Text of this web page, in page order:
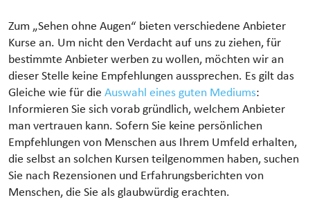
Zum „Sehen ohne Augen“ bieten verschiedene Anbieter
Kurse an. Um nicht den Verdacht auf uns zu ziehen, für
bestimmte Anbieter werben zu wollen, möchten wir an
dieser Stelle keine Empfehlungen aussprechen. Es gilt das
Gleiche wie für die Auswahl eines guten Mediums:
Informieren Sie sich vorab gründlich, welchem Anbieter
man vertrauen kann. Sofern Sie keine persönlichen
Empfehlungen von Menschen aus Ihrem Umfeld erhalten,
die selbst an solchen Kursen teilgenommen haben, suchen
Sie nach Rezensionen und Erfahrungsberichten von
Menschen, die Sie als glaubwürdig erachten.